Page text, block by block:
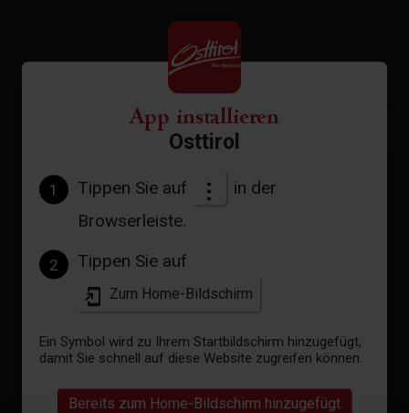
App installieren
Osttirol
1 Tippen Sie auf
in der
Browserleiste.
2 Tippen Sie auf
Zum Home-Bildschirm
Ein Symbol wird zu Ihrem Startbildschirm hinzugefügt,
damit Sie schnell auf diese Website zugreifen können.
Bereits zum Home-Bildschirm hinzugefügt